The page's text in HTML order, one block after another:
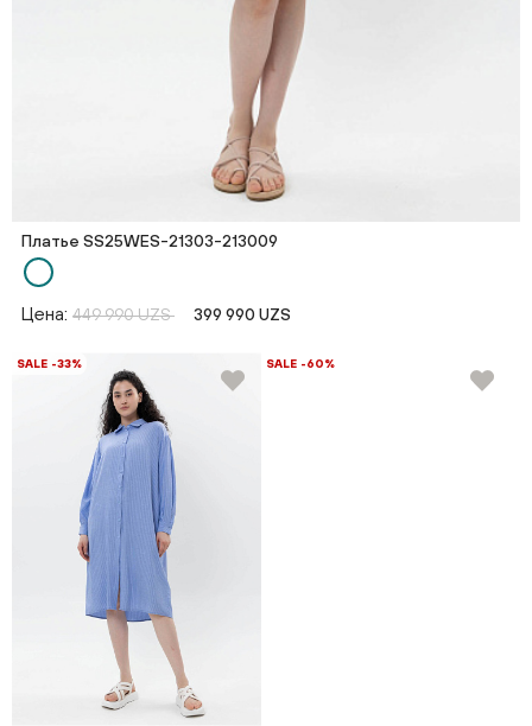
Платье SS25WES-21303-213009
Цена: 449 990 UZS 399 990 UZS
SALE -33% SALE -60%